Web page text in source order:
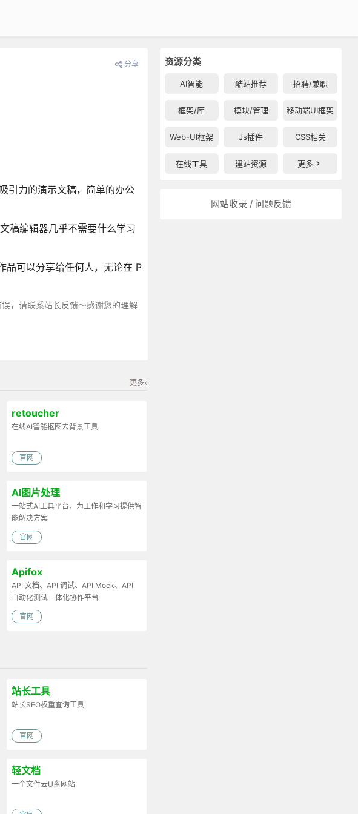
资源分类
AI智能 酷站推荐 招聘/兼职
框架/库 模块/管理 移动端UI框架
Web-UI框架 Js插件 CSS相关
在线工具 建站资源 更多
网站收录 / 问题反馈
分享
引力的演示文稿，简单的办公
稿编辑器几乎不需要什么学习
品可以分享给任何人，无论在 P
，请联系站长反馈～感谢您的理解
更多»
retoucher
在线AI智能抠图去背景工具
官网
AI图片处理
一站式AI工具平台，为工作和学习提供智
能解决方案
官网
Apifox
API 文档、API 调试、API Mock、API
自动化测试一体化协作平台
官网
站长工具
站长SEO权重查询工具,
官网
轻文档
一个文件云U盘网站